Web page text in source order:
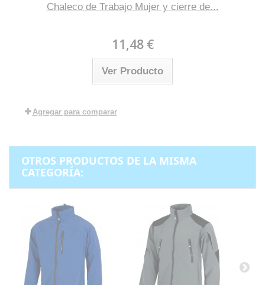
Chaleco de Trabajo Mujer y cierre de...
11,48 €
Ver Producto
Agregar para comparar
OTROS PRODUCTOS DE LA MISMA
CATEGORÍA: